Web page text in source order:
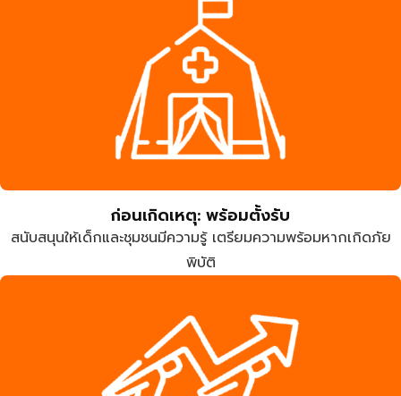
ก่อนเกิดเหตุ: พร้อมตั้งรับ
สนับสนุนให้เด็กและชุมชนมีความรู้ เตรียมความพร้อมหากเกิดภัย
พิบัติ